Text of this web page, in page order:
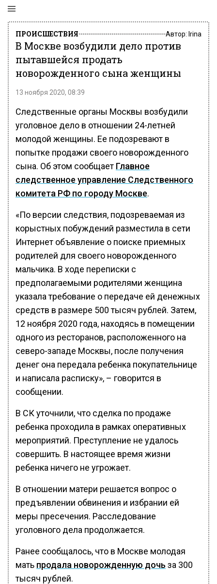
ПРОИСШЕСТВИЯ Автор: Irina
В Москве возбудили дело против
пытавшейся продать
новорожденного сына женщины
13 ноября 2020, 08:39
Следственные органы Москвы возбудили
уголовное дело в отношении 24-летней
молодой женщины. Ее подозревают в
попытке продажи своего новорожденного
сына. Об этом сообщает Главное
следственное управление Следственного
комитета РФ по городу Москве.
«По версии следствия, подозреваемая из
корыстных побуждений разместила в сети
Интернет объявление о поиске приемных
родителей для своего новорожденного
мальчика. В ходе переписки с
предполагаемыми родителями женщина
указала требование о передаче ей денежных
средств в размере 500 тысяч рублей. Затем,
12 ноября 2020 года, находясь в помещении
одного из ресторанов, расположенного на
северо-западе Москвы, после получения
денег она передала ребенка покупательнице
и написала расписку», – говорится в
сообщении.
В СК уточнили, что сделка по продаже
ребенка проходила в рамках оперативных
мероприятий. Преступление не удалось
совершить. В настоящее время жизни
ребенка ничего не угрожает.
В отношении матери решается вопрос о
предъявлении обвинения и избрании ей
меры пресечения. Расследование
уголовного дела продолжается.
Ранее сообщалось, что в Москве молодая
мать продала новорожденную дочь за 300
тысяч рублей.